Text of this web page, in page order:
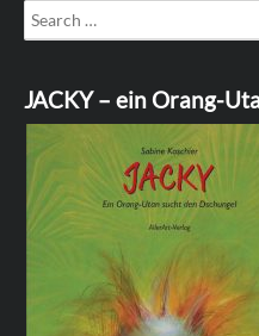
Search
for:
JACKY – ein Orang-